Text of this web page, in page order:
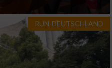
RUN-DEUTSCHLAND